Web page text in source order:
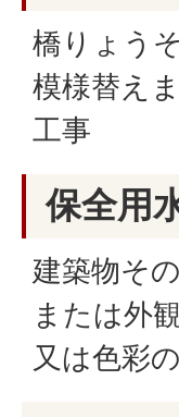
橋りょう
模様替え
工事
保全用
建築物そ
または外
又は色彩